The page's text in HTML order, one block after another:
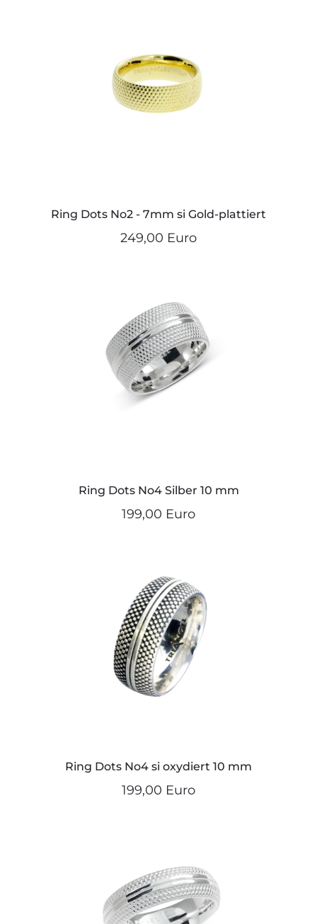
Ring Dots No2 - 7mm si Gold-plattiert
249,00 Euro
Ring Dots No4 Silber 10 mm
199,00 Euro
Ring Dots No4 si oxydiert 10 mm
199,00 Euro